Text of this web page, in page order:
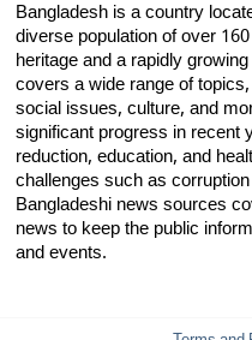
Bangladesh is a country
diverse population of over
heritage and a rapidly
covers a wide range of
social issues, culture, and
significant progress in recent
reduction, education, and
challenges such as
Bangladeshi news sources
news to keep the public
and events.